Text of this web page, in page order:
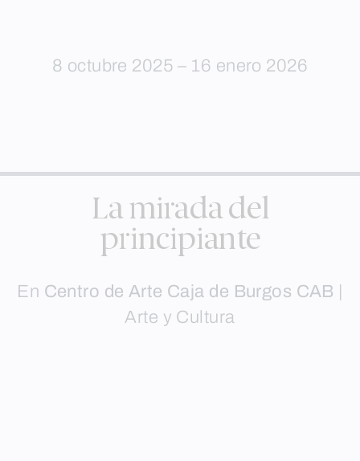
8 octubre 2025 – 16 enero 2026
La mirada del
principiante
En Centro de Arte Caja de Burgos CAB
Arte y Cultura